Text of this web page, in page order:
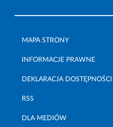
MAPA STRONY
INFORMACJE PRAWNE
DEKLARACJA DOSTĘPNOŚCI
RSS
DLA MEDIÓW